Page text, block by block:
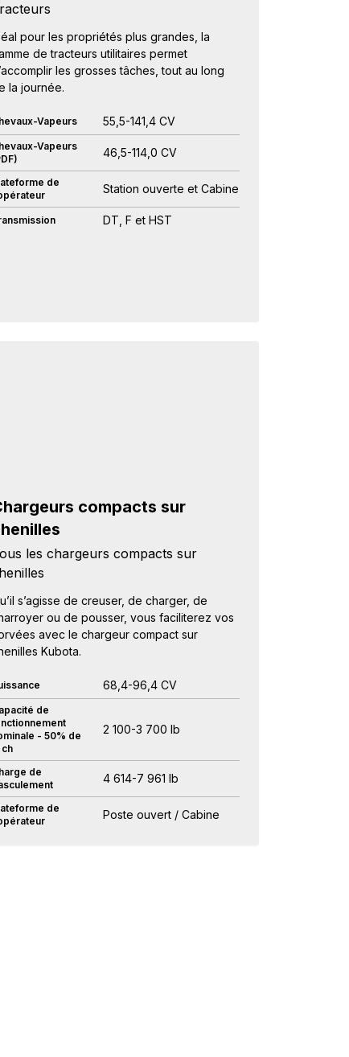
pour les propriétés plus grandes, la
de tracteurs utilitaires permet
les grosses tâches, tout au long
la journée.
Vapeurs 55,5-141,4 CV
Vapeurs
46,5-114,0 CV
de
Station ouverte et Cabine
DT, F et HST
compacts sur
les chargeurs compacts sur
s’agisse de creuser, de charger, de
ou de pousser, vous faciliterez vos
avec le chargeur compact sur
Kubota.
68,4-96,4 CV
de
- 50% de
ch
2 100-3 700 lb
de
4 614-7 961 lb
de
Poste ouvert / Cabine